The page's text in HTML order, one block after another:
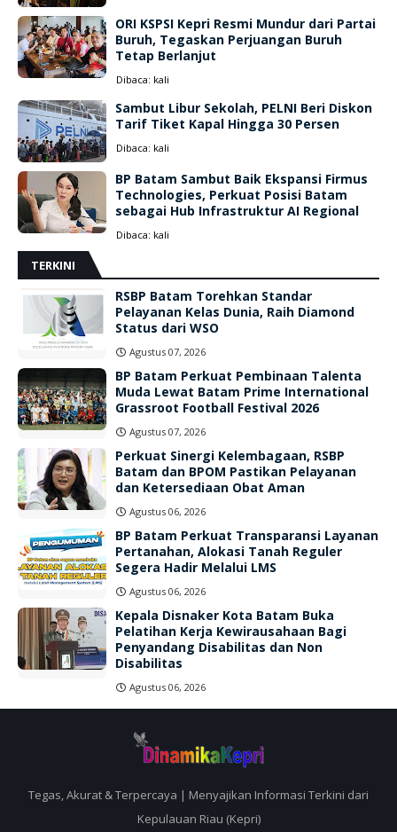
ORI KSPSI Kepri Resmi Mundur dari Partai
Buruh, Tegaskan Perjuangan Buruh
Tetap Berlanjut
Dibaca: kali
Sambut Libur Sekolah, PELNI Beri Diskon
Tarif Tiket Kapal Hingga 30 Persen
Dibaca: kali
BP Batam Sambut Baik Ekspansi Firmus
Technologies, Perkuat Posisi Batam
sebagai Hub Infrastruktur AI Regional
Dibaca: kali
TERKINI
RSBP Batam Torehkan Standar
Pelayanan Kelas Dunia, Raih Diamond
Status dari WSO
Agustus 07, 2026
BP Batam Perkuat Pembinaan Talenta
Muda Lewat Batam Prime International
Grassroot Football Festival 2026
Agustus 07, 2026
Perkuat Sinergi Kelembagaan, RSBP
Batam dan BPOM Pastikan Pelayanan
dan Ketersediaan Obat Aman
Agustus 06, 2026
BP Batam Perkuat Transparansi Layanan
Pertanahan, Alokasi Tanah Reguler
Segera Hadir Melalui LMS
Agustus 06, 2026
Kepala Disnaker Kota Batam Buka
Pelatihan Kerja Kewirausahaan Bagi
Penyandang Disabilitas dan Non
Disabilitas
Agustus 06, 2026
Tegas, Akurat & Terpercaya | Menyajikan Informasi Terkini dari
Kepulauan Riau (Kepri)